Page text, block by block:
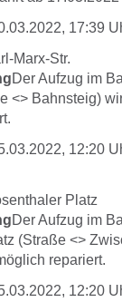
17:39
Marx-Str.
Der Aufzug im
<> Bahnsteig)
12:20
Platz
Der Aufzug im
(Straße <>
repariert.
12:20